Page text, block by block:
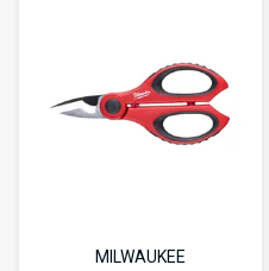
MILWAUKEE